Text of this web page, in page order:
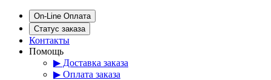
On-Line Оплата
Статус заказа
Контакты
Помощь
▶ Доставка заказа
▶ Оплата заказа